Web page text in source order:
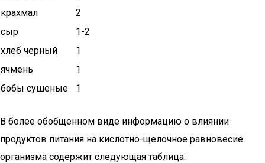
крахмал
2
сыр
1-2
хлеб черный
1
ячмень
1
бобы сушеные
1
В более обобщенном виде информацию о влиянии
продуктов питания на кислотно-щелочное равновесие
организма содержит следующая таблица: